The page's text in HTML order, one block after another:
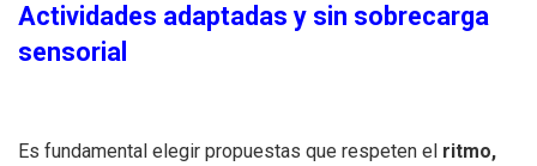
Actividades adaptadas y sin sobrecarga
sensorial
Es fundamental elegir propuestas que respeten el ritmo,